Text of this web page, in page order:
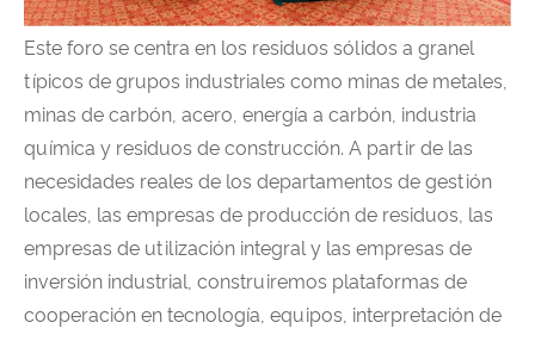
Este foro se centra en los residuos sólidos a granel
típicos de grupos industriales como minas de metales,
minas de carbón, acero, energía a carbón, industria
química y residuos de construcción. A partir de las
necesidades reales de los departamentos de gestión
locales, las empresas de producción de residuos, las
empresas de utilización integral y las empresas de
inversión industrial, construiremos plataformas de
cooperación en tecnología, equipos, interpretación de